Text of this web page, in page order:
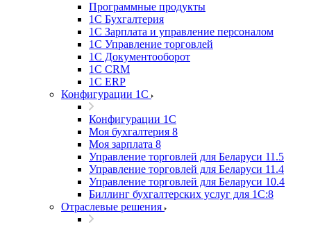
Программные продукты
1С Бухгалтерия
1С Зарплата и управление персоналом
1С Управление торговлей
1С Документооборот
1С CRM
1С ERP
Конфигурации 1С
Конфигурации 1С
Моя бухгалтерия 8
Моя зарплата 8
Управление торговлей для Беларуси 11.5
Управление торговлей для Беларуси 11.4
Управление торговлей для Беларуси 10.4
Биллинг бухгалтерских услуг для 1С:8
Отраслевые решения